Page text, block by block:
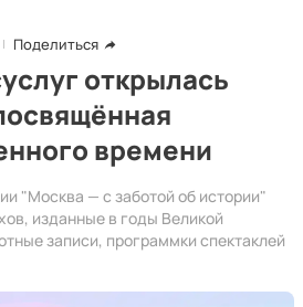
Поделиться
открылась
времени
"Москва — с заботой об истории"
изданные в годы Великой
записи, программки спектаклей